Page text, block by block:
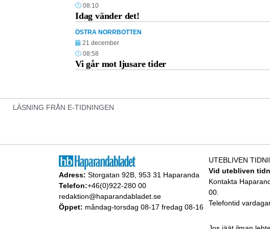
08:10
Idag vänder det!
ÖSTRA NORRBOTTEN
21 december
08:58
Vi går mot ljusare tider
LÄSNING FRÅN E-TIDNINGEN
Adress: Storgatan 92B, 953 31 Haparanda
Telefon:+46(0)922-280 00
redaktion@haparandabladet.se
Öppet: måndag-torsdag 08-17 fredag 08-16
UTEBLIVEN
Vid utebliven
Kontakta
00.
Telefontid